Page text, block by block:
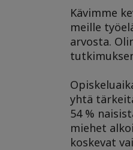
Kävimme
meille
arvosta.
yhtä
54 %
miehet
koskevat